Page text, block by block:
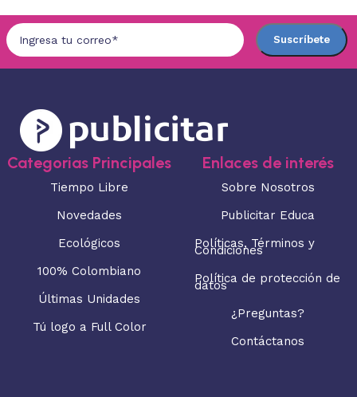
Categorias Principales
Tiempo Libre
Novedades
Ecológicos
100% Colombiano
Últimas Unidades
Tú logo a Full Color
Enlaces de interés
Sobre Nosotros
Publicitar Educa
Políticas, Términos y
Condiciones
Política de protección de
datos
¿Preguntas?
Contáctanos